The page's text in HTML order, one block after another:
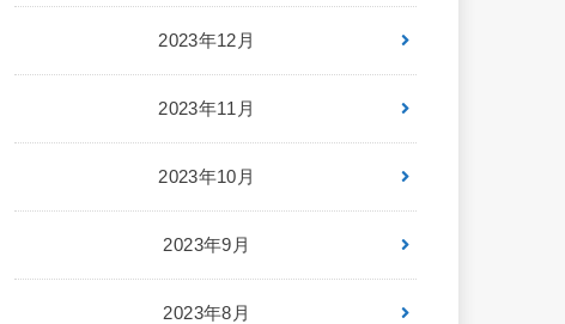
2023年12月
2023年11月
2023年10月
2023年9月
2023年8月